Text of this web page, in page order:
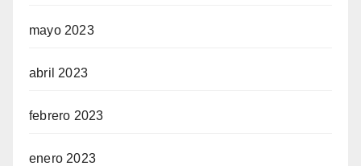
mayo 2023
abril 2023
febrero 2023
enero 2023